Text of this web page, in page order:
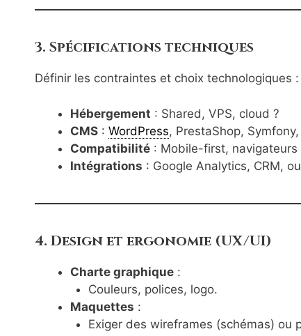
3. Spécifications techniques
Définir les contraintes et choix technologiques :
Hébergement : Shared, VPS, cloud ?
CMS : WordPress, PrestaShop,
Compatibilité : Mobile-first, navigateurs
Intégrations : Google Analytics, CRM,
4. Design et ergonomie (UX/UI)
Charte graphique :
Couleurs, polices, logo.
Maquettes :
Exiger des wireframes (schémas) ou